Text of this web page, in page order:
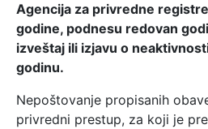
Agencija za privredne
godine, podnesu redovan
izveštaj ili izjavu o
godinu.
Nepoštovanje propisanih
privredni prestup, za koji je